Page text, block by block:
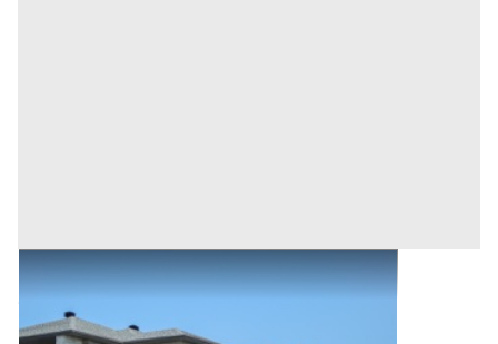
Abitazione di Tipo Civile all'asta a Nuoro
104.250 € 139.000 €